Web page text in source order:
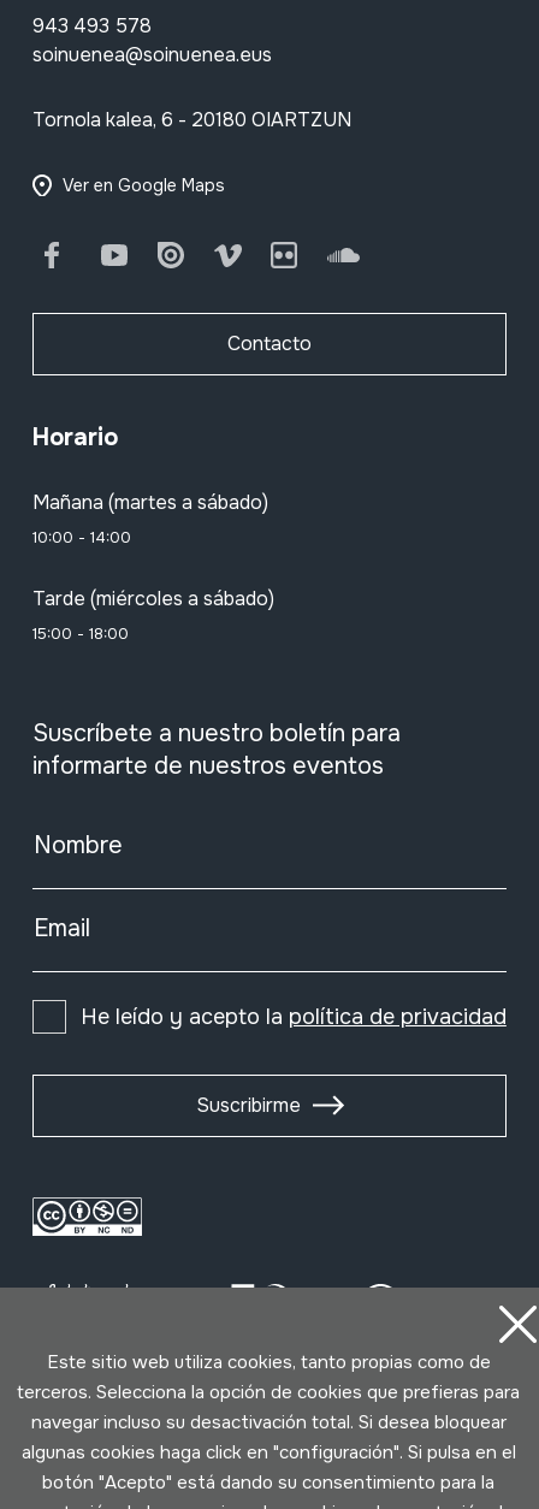
943 493 578
soinuenea@soinuenea.eus
Tornola kalea, 6 - 20180 OIARTZUN
Ver en Google Maps
FacebookYoutube Issuu Vimeo Flickr SoundCloud
Contacto
Horario
Mañana (martes a sábado)
10:00 - 14:00
Tarde (miércoles a sábado)
15:00 - 18:00
Suscríbete a nuestro boletín para
informarte de nuestros eventos
Nombre
Email
He leído y acepto la política de privacidad
Suscribirme
Condiciones de uso
Política de privacidad
Política de cookies
Este sitio web utiliza cookies, tanto propias como de
terceros. Selecciona la opción de cookies que prefieras para
navegar incluso su desactivación total. Si desea bloquear
algunas cookies haga click en "configuración". Si pulsa en el
botón "Acepto" está dando su consentimiento para la